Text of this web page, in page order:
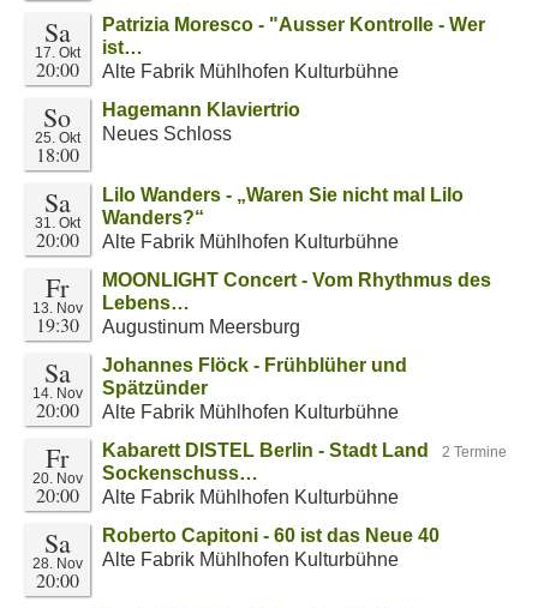
Sa
17. Okt
20:00
Patrizia Moresco - "Ausser Kontrolle - Wer
ist…
Alte Fabrik Mühlhofen Kulturbühne
So
25. Okt
18:00
Hagemann Klaviertrio
Neues Schloss
Sa
31. Okt
20:00
Lilo Wanders - „Waren Sie nicht mal Lilo
Wanders?“
Alte Fabrik Mühlhofen Kulturbühne
Fr
13. Nov
19:30
MOONLIGHT Concert - Vom Rhythmus des
Lebens…
Augustinum Meersburg
Sa
14. Nov
20:00
Johannes Flöck - Frühblüher und
Spätzünder
Alte Fabrik Mühlhofen Kulturbühne
Fr
20. Nov
20:00
2 Termine
Kabarett DISTEL Berlin - Stadt Land
Sockenschuss…
Alte Fabrik Mühlhofen Kulturbühne
Sa
28. Nov
20:00
Roberto Capitoni - 60 ist das Neue 40
Alte Fabrik Mühlhofen Kulturbühne